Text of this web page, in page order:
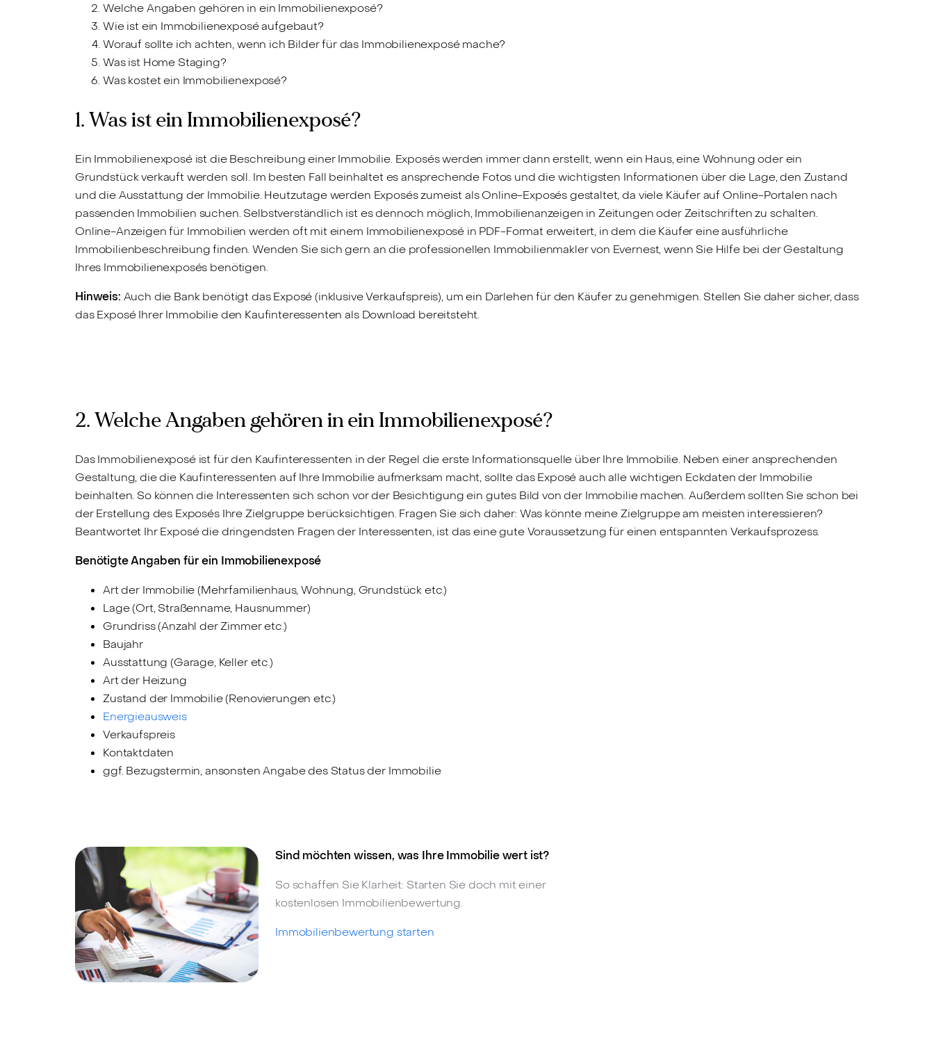
Welche Angaben gehören in ein Immobilienexposé?
Wie ist ein Immobilienexposé aufgebaut?
Worauf sollte ich achten, wenn ich Bilder für das Immobilienexposé mache?
Was ist Home Staging?
Was kostet ein Immobilienexposé?
1. Was ist ein Immobilienexposé?
Ein Immobilienexposé ist die Beschreibung einer Immobilie. Exposés werden immer dann erstellt, wenn ein Haus, eine Wohnung oder ein
Grundstück verkauft werden soll. Im besten Fall beinhaltet es ansprechende Fotos und die wichtigsten Informationen über die Lage, den Zustand
und die Ausstattung der Immobilie. Heutzutage werden Exposés zumeist als Online-Exposés gestaltet, da viele Käufer auf Online-Portalen nach
passenden Immobilien suchen. Selbstverständlich ist es dennoch möglich, Immobilienanzeigen in Zeitungen oder Zeitschriften zu schalten.
Online-Anzeigen für Immobilien werden oft mit einem Immobilienexposé in PDF-Format erweitert, in dem die Käufer eine ausführliche
Immobilienbeschreibung finden. Wenden Sie sich gern an die professionellen Immobilienmakler von Evernest, wenn Sie Hilfe bei der Gestaltung
Ihres Immobilienexposés benötigen.
Hinweis: Auch die Bank benötigt das Exposé (inklusive Verkaufspreis), um ein Darlehen für den Käufer zu genehmigen. Stellen Sie daher sicher, dass
das Exposé Ihrer Immobilie den Kaufinteressenten als Download bereitsteht.
2. Welche Angaben gehören in ein Immobilienexposé?
Das Immobilienexposé ist für den Kaufinteressenten in der Regel die erste Informationsquelle über Ihre Immobilie. Neben einer ansprechenden
Gestaltung, die die Kaufinteressenten auf Ihre Immobilie aufmerksam macht, sollte das Exposé auch alle wichtigen Eckdaten der Immobilie
beinhalten. So können die Interessenten sich schon vor der Besichtigung ein gutes Bild von der Immobilie machen. Außerdem sollten Sie schon bei
der Erstellung des Exposés Ihre Zielgruppe berücksichtigen. Fragen Sie sich daher: Was könnte meine Zielgruppe am meisten interessieren?
Beantwortet Ihr Exposé die dringendsten Fragen der Interessenten, ist das eine gute Voraussetzung für einen entspannten Verkaufsprozess.
Benötigte Angaben für ein Immobilienexposé
Art der Immobilie (Mehrfamilienhaus, Wohnung, Grundstück etc.)
Lage (Ort, Straßenname, Hausnummer)
Grundriss (Anzahl der Zimmer etc.)
Baujahr
Ausstattung (Garage, Keller etc.)
Art der Heizung
Zustand der Immobilie (Renovierungen etc.)
Energieausweis
Verkaufspreis
Kontaktdaten
ggf. Bezugstermin, ansonsten Angabe des Status der Immobilie
Sind möchten wissen, was Ihre Immobilie wert ist?
So schaffen Sie Klarheit: Starten Sie doch mit einer
kostenlosen Immobilienbewertung.
Immobilienbewertung starten